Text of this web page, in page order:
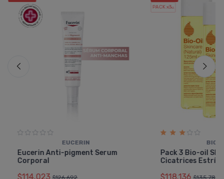
EUCERIN
Eucerin Anti-pigment Serum
Corporal
$114.023 $126.692
PACK x3u.
BIO-
Pack 3 Bio-oil
Cicatrices
$118.136 $135.789